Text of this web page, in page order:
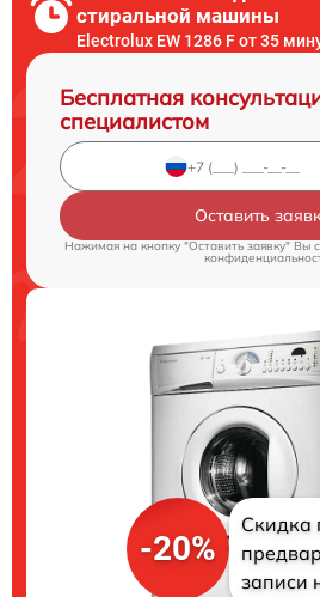
стиральной машины
Electrolux EW 1286 F от 35
Бесплатная
специалистом
Оставить
Нажимая на кнопку "Оставить заявку" Вы
-20%
Скидка
записи